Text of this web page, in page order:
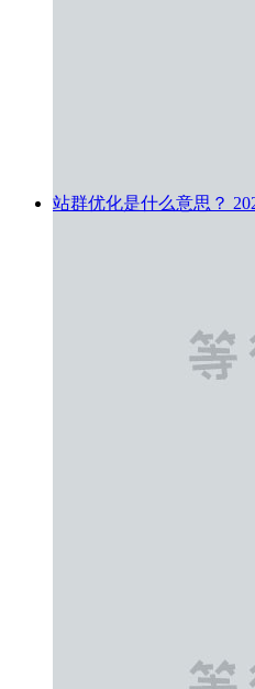
站群优化是什么意思？